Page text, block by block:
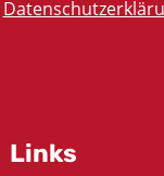
Links